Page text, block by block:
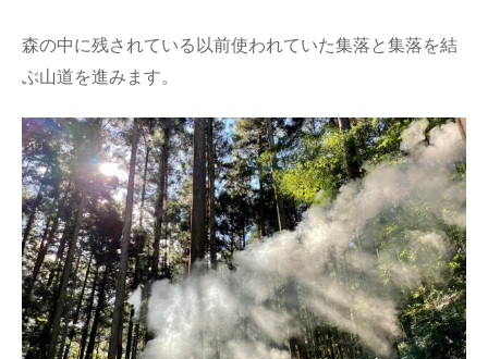
森の中に残されている以前使われていた集落と集落を結
ぶ山道を進みます。